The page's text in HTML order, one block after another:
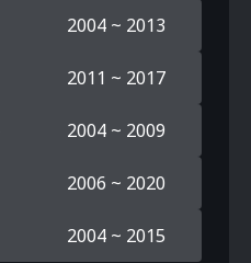
2004 ~ 2013
2011 ~ 2017
2004 ~ 2009
2006 ~ 2020
2004 ~ 2015